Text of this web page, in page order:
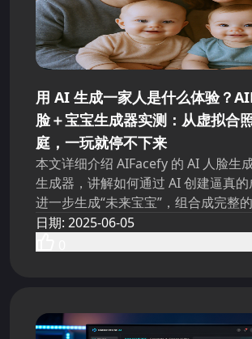
用 AI 生成一家人是什么体验？
脸＋宝宝生成器实测：从虚拟合
庭，一玩就停不下来
本文详细介绍 AIFacefy 的 AI 人脸生
生成器，讲解如何通过 AI 创建逼真
进一步生成“未来宝宝”，组合成完整
文章涵盖使用方式、创意场景、隐私
日期: 2025-06-05